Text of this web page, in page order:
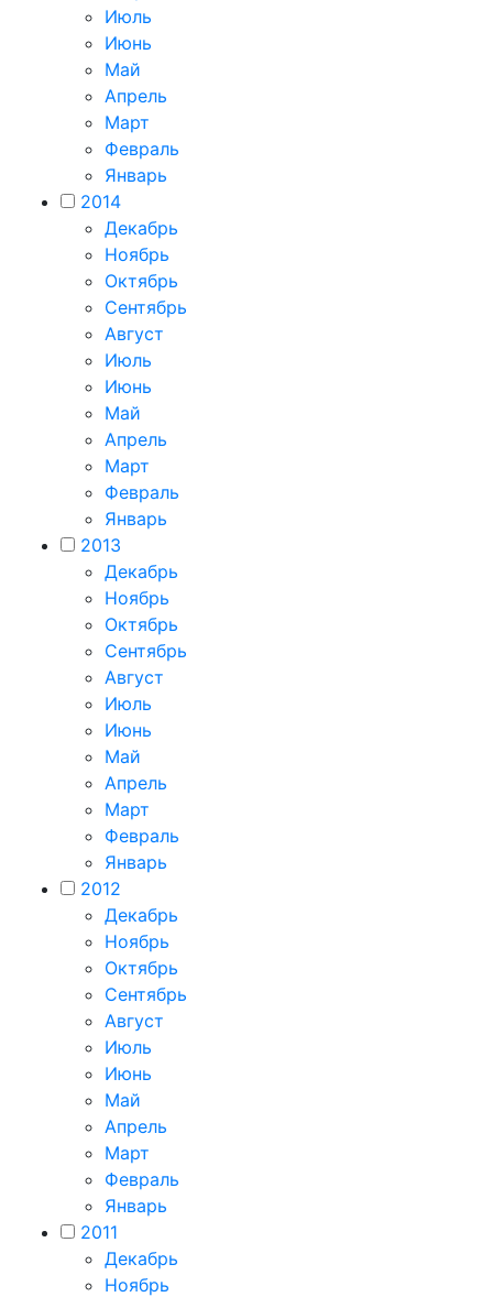
Июль
Июнь
Май
Апрель
Март
Февраль
Январь
2014
Декабрь
Ноябрь
Октябрь
Сентябрь
Август
Июль
Июнь
Май
Апрель
Март
Февраль
Январь
2013
Декабрь
Ноябрь
Октябрь
Сентябрь
Август
Июль
Июнь
Май
Апрель
Март
Февраль
Январь
2012
Декабрь
Ноябрь
Октябрь
Сентябрь
Август
Июль
Июнь
Май
Апрель
Март
Февраль
Январь
2011
Декабрь
Ноябрь